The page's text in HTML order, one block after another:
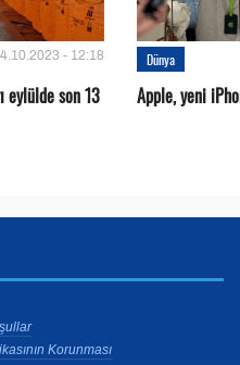
- 12:18
eylülde son 13
Dünya
Apple, yeni
Korunması